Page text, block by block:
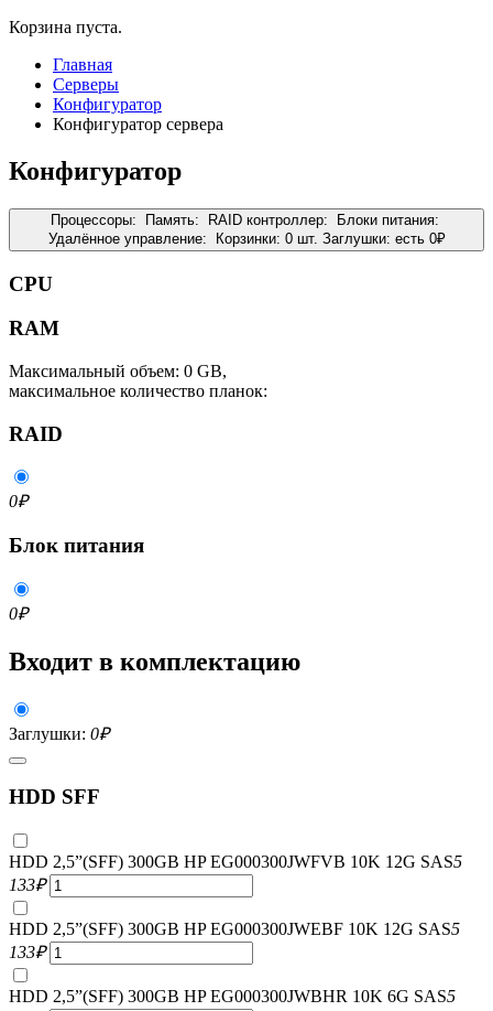
Корзина пуста.
Главная
Серверы
Конфигуратор
Конфигуратор сервера
Конфигуратор
Процессоры: Память: RAID контроллер:
Блоки питания:
Удалённое управление:
Корзинки: 0 шт. Заглушки: есть 0₽
CPU
RAM
Максимальный объем: 0 GB,
максимальное количество планок:
RAID
0₽
Блок питания
0₽
Входит в комплектацию
Заглушки: 0₽
HDD SFF
HDD 2,5”(SFF) 300GB HP EG000300JWFVB 10K 12G SAS5
133₽
HDD 2,5”(SFF) 300GB HP EG000300JWEBF 10K 12G SAS5
133₽
HDD 2,5”(SFF) 300GB HP EG000300JWBHR 10K 6G SAS5